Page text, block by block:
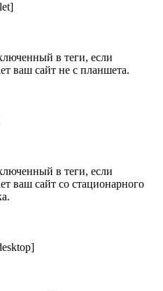
в теги, если
ваш сайт не с планшета.
в теги, если
ваш сайт со стационарного